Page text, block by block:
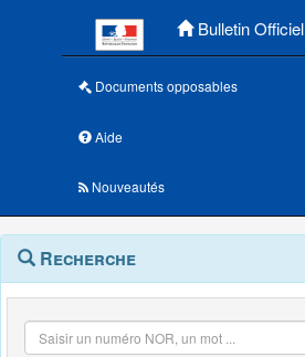
Bulletin Officiel
Documents opposables
Aide
Nouveautés
Navigation
outils
Menu
contextuel
Recherche